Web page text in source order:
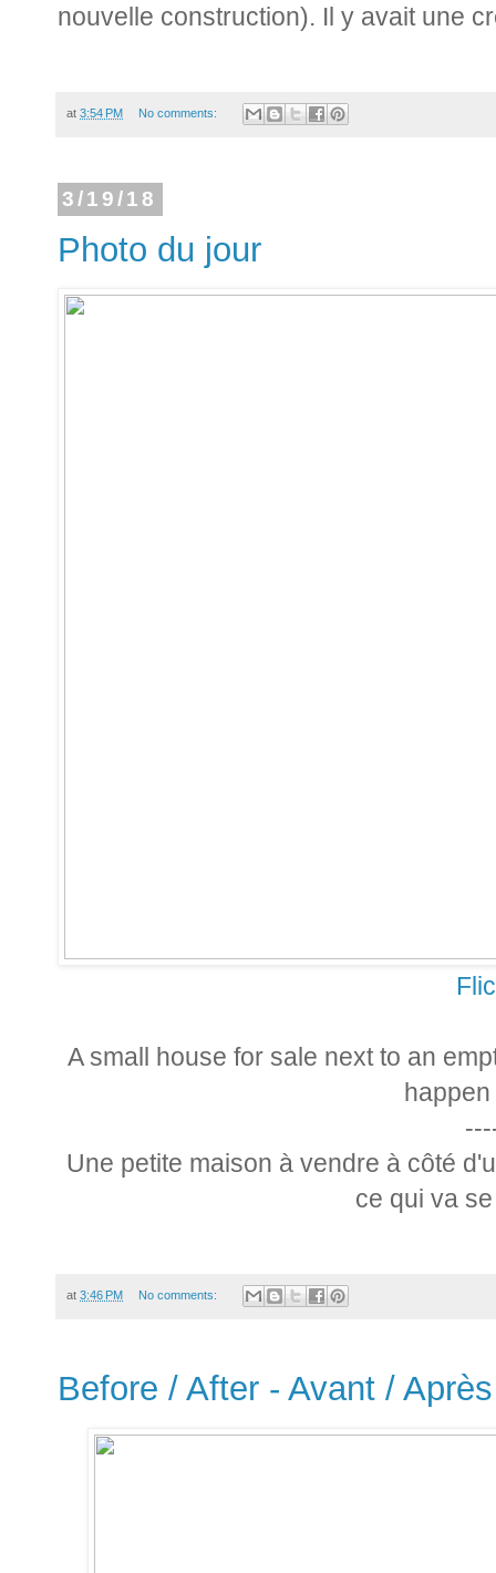
nouvelle construction). Il y avait une
at 3:54 PM No comments:
3/19/18
Photo du jour
A small house for sale next to an
Une petite maison à vendre à côté
ce qui va
at 3:46 PM No comments:
Before / After - Avant /